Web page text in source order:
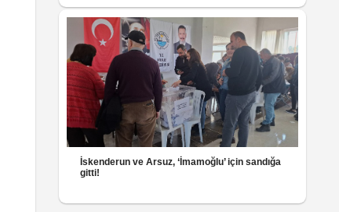
İskenderun ve Arsuz, ‘İmamoğlu’ için sandığa
gitti!